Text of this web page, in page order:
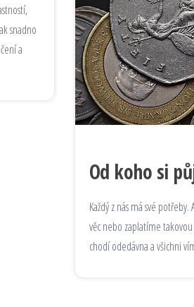
snadno
a
Od koho si
Každý z nás má své
věc nebo zaplatíme
chodí odedávna a všichni